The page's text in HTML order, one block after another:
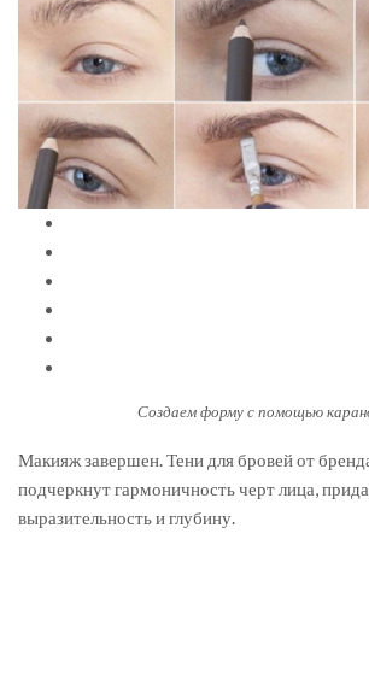
Создаем форму с помощью
Макияж завершен. Тени для бровей от
подчеркнут гармоничность черт лица,
выразительность и глубину.